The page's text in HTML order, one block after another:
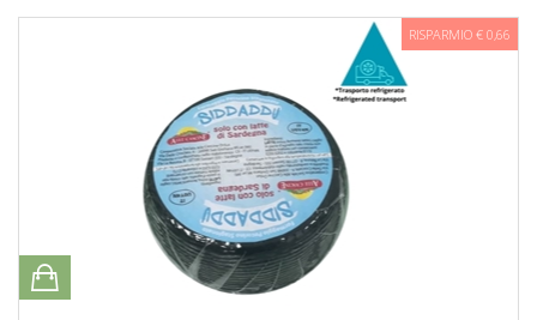
RISPARMIO € 0,66